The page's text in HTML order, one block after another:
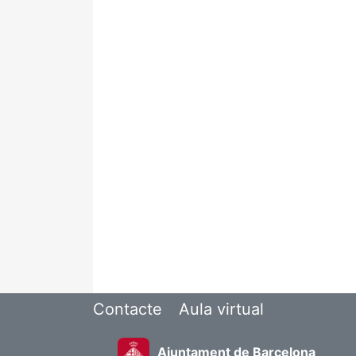
Contacte Aula virtual
Ajuntament de Barcelona